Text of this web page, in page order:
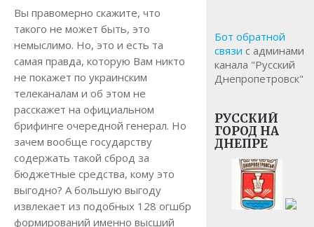
Вы правомерно скажите, что
такого не может быть, это
немыслимо. Но, это и есть та
самая правда, которую Вам никто
не покажет по украинским
телеканалам и об этом не
расскажет на официальном
брифинге очередной генерал. Но
зачем вообще государству
содержать такой сброд за
бюджетные средства, кому это
выгодно? А большую выгоду
извлекает из подобных 128 огшбр
формирований именно высший
Бот обратной
связи с админами
канала "Русский
Днепропетровск"
РУССКИЙ
ГОРОД НА
ДНЕПРЕ